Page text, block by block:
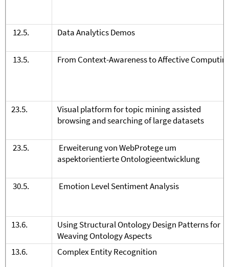
12.5. Data Analytics Demos
13.5. From Context-Awareness to Affective
23.5.
Visual platform for topic mining assisted
browsing and searching of large datasets
23.5.
Erweiterung von WebProtege um
aspektorientierte Ontologieentwicklung
30.5. Emotion Level Sentiment Analysis
13.6.
Using Structural Ontology Design Patterns for
Weaving Ontology Aspects
13.6.
Complex Entity Recognition